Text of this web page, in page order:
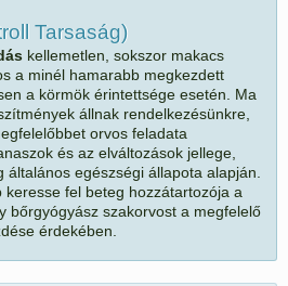
Tarsaság)
kellemetlen, sokszor makacs
a minél hamarabb megkezdett
a körmök érintettsége esetén. Ma
állnak rendelkezésünkre,
orvos feladata
és az elváltozások jellege,
általános egészségi állapota alapján.
keresse fel beteg hozzátartozója a
bőrgyógyász szakorvost a megfelelő
érdekében.